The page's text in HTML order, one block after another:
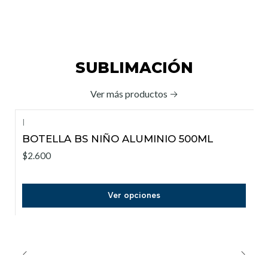
SUBLIMACIÓN
Ver más productos
|
BOTELLA BS NIÑO ALUMINIO 500ML
$2.600
Ver opciones